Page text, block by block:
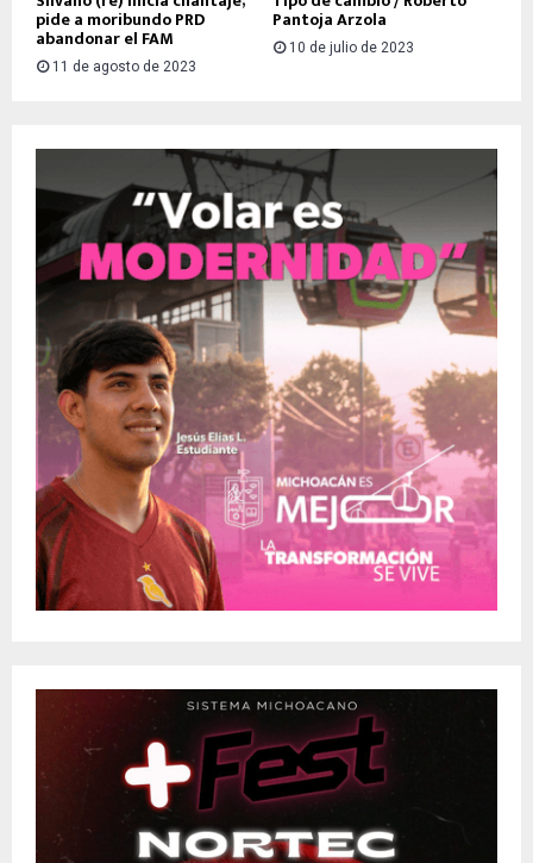
pide a moribundo PRD
abandonar el FAM
11 de agosto de 2023
Pantoja Arzola
10 de julio de 2023